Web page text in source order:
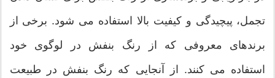
تجمل، پیچیدگی و کیفیت بالا استفاده می شود. برخی از
برندهای معروفی که از رنگ بنفش در لوگوی خود
استفاده می کنند. از آنجایی که رنگ بنفش در طبیعت